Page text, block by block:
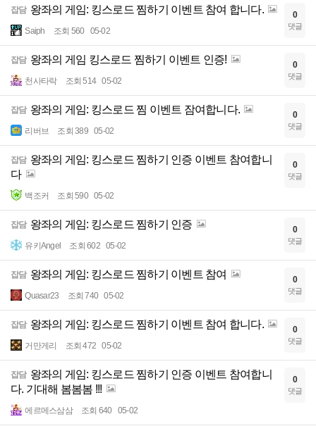
잡담 왕좌의 게임: 킹스로드 찜하기 이벤트 참여 합니다.
Saiph 조회 560 05-02
0
댓글
잡담 왕좌의 게임 킹스로드 찜하기 이벤트 인증!
천사타락 조회 514 05-02
0
댓글
잡담 왕좌의 게임: 킹스로드 찜 이벤트 잠여합니다.
리버브 조회 389 05-02
0
댓글
잡담 왕좌의 게임: 킹스로드 찜하기 인증 이벤트 참여합니
다
백조커 조회 590 05-02
0
댓글
잡담 왕좌의 게임: 킹스로드 찜하기 인증
유키Angel 조회 602 05-02
0
댓글
잡담 왕좌의 게임: 킹스로드 찜하기 이벤트 참여
Quasar23 조회 740 05-02
0
댓글
잡담 왕좌의 게임: 킹스로드 찜하기 이벤트 참여 합니다.
거만게리 조회 472 05-02
0
댓글
잡담 왕좌의 게임: 킹스로드 찜하기 인증 이벤트 참여합니
다. 기대해 봄봄봄 !!!
에르메스삼삼 조회 640 05-02
0
댓글